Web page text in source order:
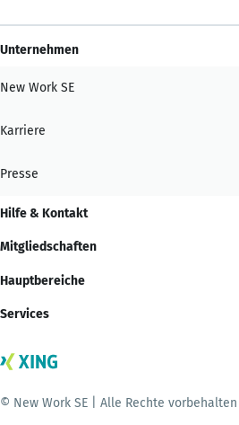
Unternehmen
New Work SE
Karriere
Presse
Hilfe & Kontakt
Mitgliedschaften
Hauptbereiche
Services
© New Work SE | Alle Rechte vorbehalten